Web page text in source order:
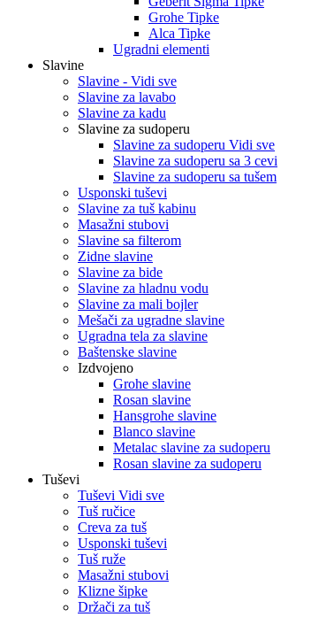
Grohe Tipke
Alca Tipke
Ugradni elementi
Slavine
Slavine - Vidi sve
Slavine za lavabo
Slavine za kadu
Slavine za sudoperu
Slavine za sudoperu Vidi sve
Slavine za sudoperu sa 3 cevi
Slavine za sudoperu sa tušem
Usponski tuševi
Slavine za tuš kabinu
Masažni stubovi
Slavine sa filterom
Zidne slavine
Slavine za bide
Slavine za hladnu vodu
Slavine za mali bojler
Mešači za ugradne slavine
Ugradna tela za slavine
Baštenske slavine
Izdvojeno
Grohe slavine
Rosan slavine
Hansgrohe slavine
Blanco slavine
Metalac slavine za sudoperu
Rosan slavine za sudoperu
Tuševi
Tuševi Vidi sve
Tuš ručice
Creva za tuš
Usponski tuševi
Tuš ruže
Masažni stubovi
Klizne šipke
Držači za tuš